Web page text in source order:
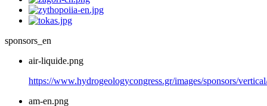
sponsors_en
air-liquide.png
https://www.hydrogeologycongress.gr/images/sponsors/
am-en.png